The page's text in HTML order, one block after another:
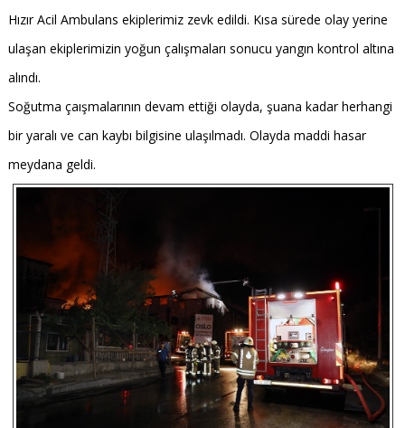
Hızır Acil Ambulans ekiplerimiz zevk edildi. Kısa sürede olay yerine
ulaşan ekiplerimizin yoğun çalışmaları sonucu yangın kontrol altına
alındı.
Soğutma çaışmalarının devam ettiği olayda, şuana kadar herhangi
bir yaralı ve can kaybı bilgisine ulaşılmadı. Olayda maddi hasar
meydana geldi.